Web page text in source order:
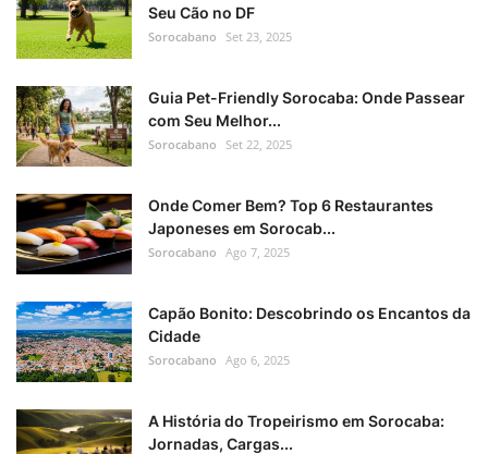
Seu Cão no DF
Sorocabano Set 23, 2025
Guia Pet-Friendly Sorocaba: Onde Passear
com Seu Melhor...
Sorocabano Set 22, 2025
Onde Comer Bem? Top 6 Restaurantes
Japoneses em Sorocab...
Sorocabano Ago 7, 2025
Capão Bonito: Descobrindo os Encantos da
Cidade
Sorocabano Ago 6, 2025
A História do Tropeirismo em Sorocaba:
Jornadas, Cargas...